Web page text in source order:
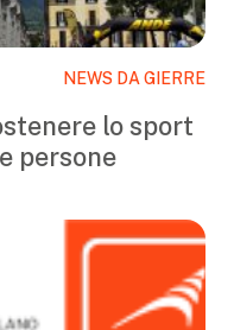
NEWS DA GIERRE
lo sport
persone